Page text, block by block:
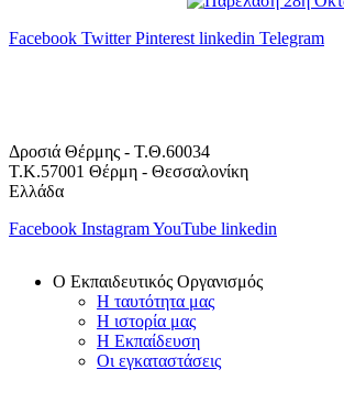
Facebook Twitter Pinterest linkedin Telegram
Δροσιά Θέρμης - Τ.Θ.60034
Τ.Κ.57001 Θέρμη - Θεσσαλονίκη
Ελλάδα
Facebook InstagramYouTube linkedin
Ο Εκπαιδευτικός Οργανισμός
Η ταυτότητα μας
Η ιστορία μας
Η Εκπαίδευση
Οι εγκαταστάσεις